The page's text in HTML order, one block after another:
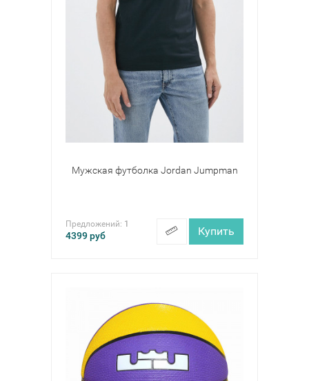
Мужская футболка Jordan Jumpman
Предложений: 1
4399руб Купить